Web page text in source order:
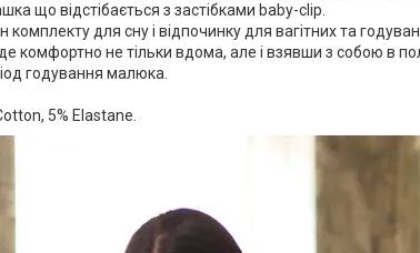
що відстібається з застібками baby-clip.
комплекту для сну і відпочинку для вагітних та
комфортно не тільки вдома, але і взявши з собою в
годування малюка.
5% Elastane.